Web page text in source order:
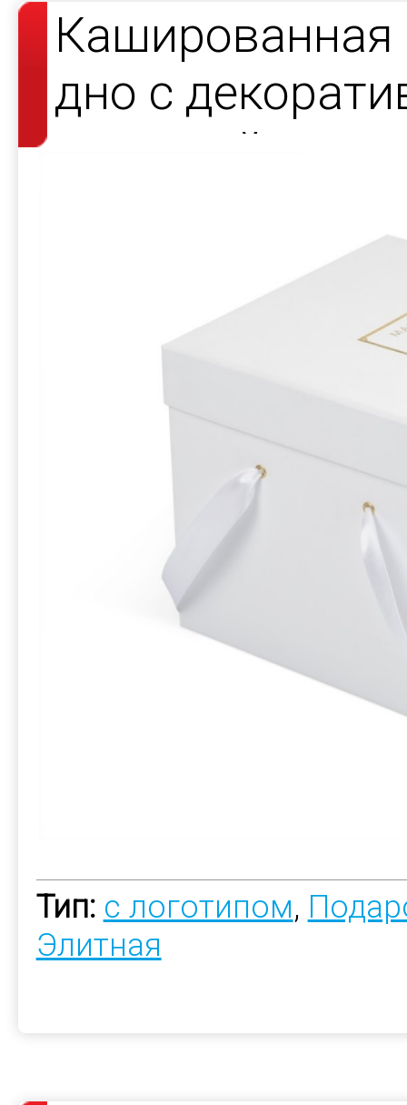
дно с
атласной
Тип: с логотипом,
Элитная